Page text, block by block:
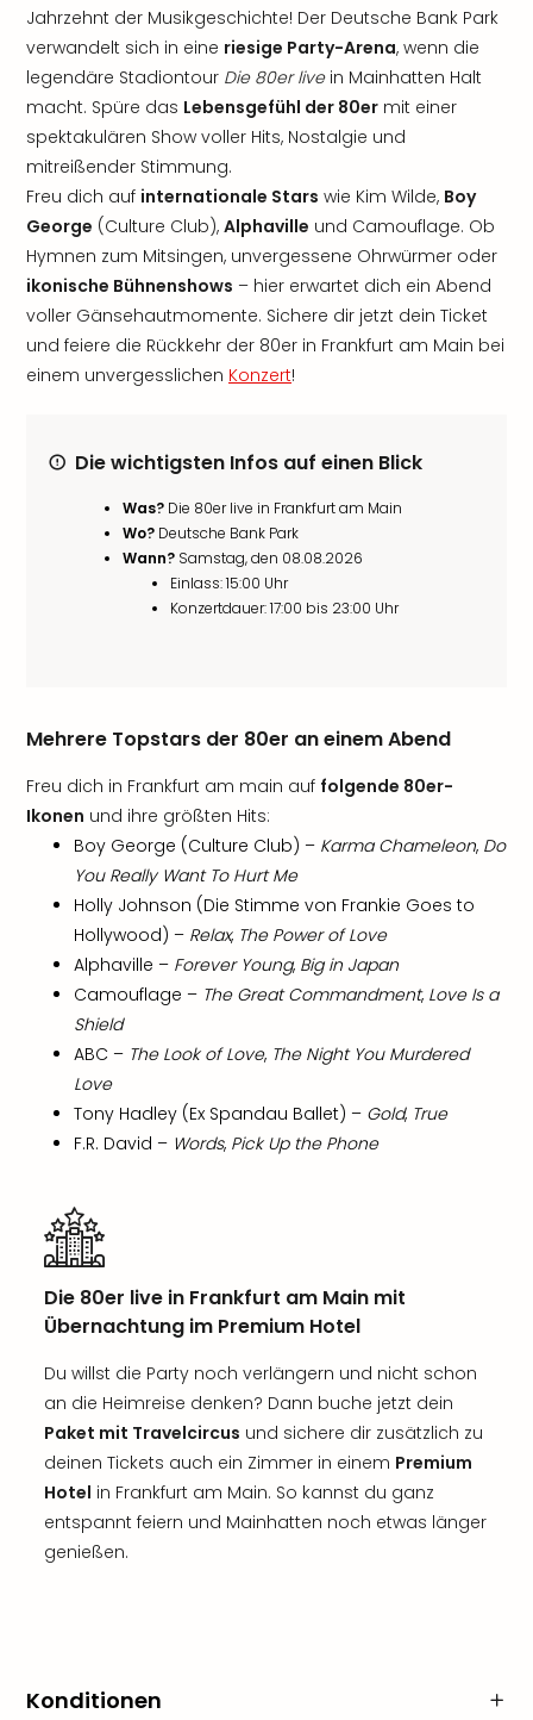
Jahrzehnt der Musikgeschichte! Der Deutsche Bank Park
verwandelt sich in eine riesige Party-Arena, wenn die
legendäre Stadiontour Die 80er livein Mainhatten Halt
macht. Spüre das Lebensgefühl der 80er mit einer
spektakulären Show voller Hits, Nostalgie und
mitreißender Stimmung.
Freu dich auf internationale Stars wie Kim Wilde, Boy
George (Culture Club), Alphaville und Camouflage. Ob
Hymnen zum Mitsingen, unvergessene Ohrwürmer oder
ikonische Bühnenshows – hier erwartet dich ein Abend
voller Gänsehautmomente. Sichere dir jetzt dein Ticket
und feiere die Rückkehr der 80er in Frankfurt am Main bei
einem unvergesslichen Konzert!
Die wichtigsten Infos auf einen Blick
Was? Die 80er live in Frankfurt am Main
Wo? Deutsche Bank Park
Wann? Samstag, den 08.08.2026
Einlass: 15:00 Uhr
Konzertdauer: 17:00 bis 23:00 Uhr
Mehrere Topstars der 80er an einem Abend
Freu dich in Frankfurt am main auf folgende 80er-
Ikonen und ihre größten Hits:
Boy George (Culture Club) – Karma Chameleon, Do
You Really Want To Hurt Me
Holly Johnson (Die Stimme von Frankie Goes to
Hollywood) – Relax, The Power of Love
Alphaville – Forever Young, Big in Japan
Camouflage – The Great Commandment, Love Is a
Shield
ABC – The Look of Love, The Night You Murdered
Love
Tony Hadley (Ex Spandau Ballet) – Gold, True
F.R. David – Words, Pick Up the Phone
Die 80er live in Frankfurt am Main mit
Übernachtung im Premium Hotel
Du willst die Party noch verlängern und nicht schon
an die Heimreise denken? Dann buche jetzt dein
Paket mit Travelcircus und sichere dir zusätzlich zu
deinen Tickets auch ein Zimmer in einem Premium
Hotel in Frankfurt am Main. So kannst du ganz
entspannt feiern und Mainhatten noch etwas länger
genießen.
Konditionen